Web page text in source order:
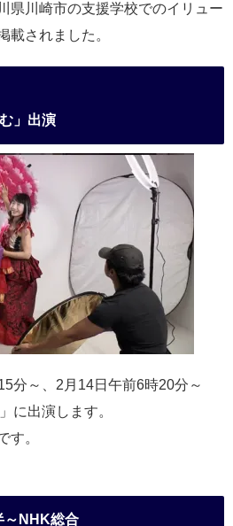
県川崎市の支援学校でのイリュー
載されました。
」出演
分～、2月14日午前6時20分～
に出演します。
す。
～NHK総合